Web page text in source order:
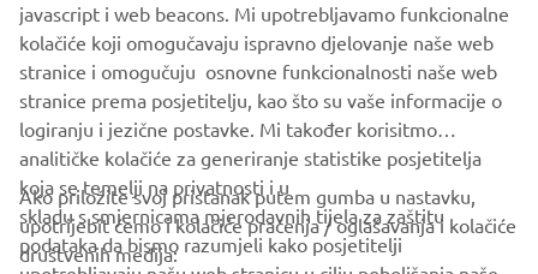
Keyless Ignition
Pročitajte više
CORPORATE
javascript i web beacons. Mi upotrebljavamo funkcionalne
kolačiće koji omogučavaju ispravno djelovanje naše web
stranice i omogučuju osnovne funkcionalnosti naše web
stranice prema posjetitelju, kao što su vaše informacije o
logiranju i jezične postavke. Mi također korisitmo
analitičke kolačiće za generiranje statistike posjetitelja
koja se temelji na privatnosti i u
skladu s smjernicama mjerodavnih tijela za zaštitu
podataka da bismo razumjeli kako posjetitelji
Ako priložite svoj pristanak putem gumba u nastavku,
upotrijebit ćemo i kolačiće praćenja / oglašavanja i kolačiće
društvenih medija: